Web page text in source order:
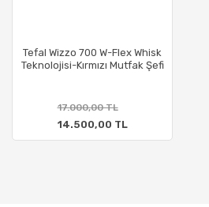
Tefal Wizzo 700 W-Flex Whisk
Teknolojisi-Kırmızı Mutfak Şefi
17.000,00 TL
14.500,00 TL